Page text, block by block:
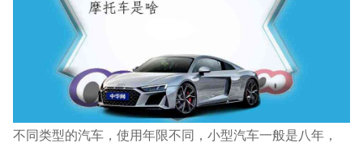
不同类型的汽车，使用年限不同，小型汽车一般是八年，